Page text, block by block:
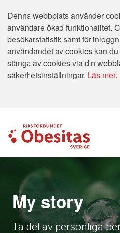
Denna webbplats använder
användare ökad funktionalitet.
besökarstatistik samt för
användandet av cookies kan
stänga av cookies via din
säkerhetsinställningar. Läs mer.
My story
Ta del av personliga